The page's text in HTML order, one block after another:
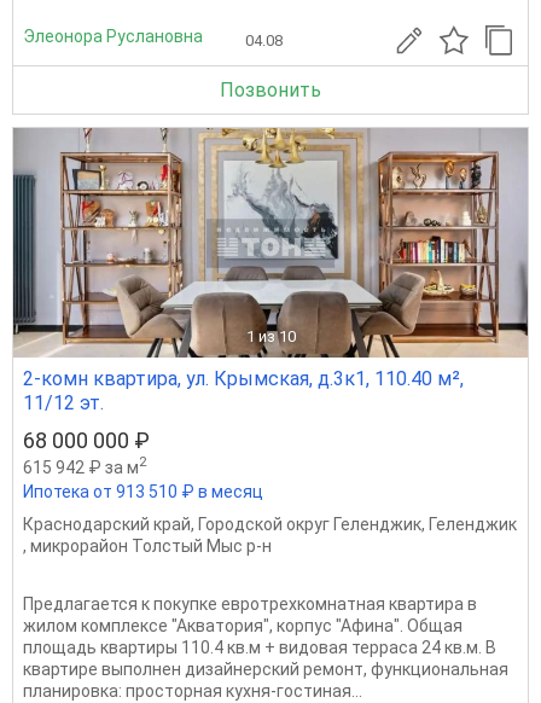
Элеонора Руслановна 04.08
Позвонить
1 из 10
2-комн квартира, ул. Крымская, д.3к1, 110.40 м²,
11/12 эт.
68 000 000 ₽
615 942 ₽ за м2
Ипотека от 913 510 ₽ в месяц
Краснодарский край, Городской округ Геленджик, Геленджик
, микрорайон Толстый Мыс р-н
Предлагается к покупке евротрехкомнатная квартира в
жилом комплексе "Акватория", корпус "Афина". Общая
площадь квартиры 110.4 кв.м + видовая терраса 24 кв.м. В
квартире выполнен дизайнерский ремонт, функциональная
планировка: просторная кухня-гостиная...